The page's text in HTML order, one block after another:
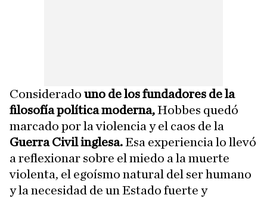
Considerado uno de los fundadores de la
filosofía política moderna,Hobbes quedó
marcado por la violencia y el caos de la
Guerra Civil inglesa.Esa experiencia lo llevó
a reflexionar sobre el miedo a la muerte
violenta, el egoísmo natural del ser humano
y la necesidad de un Estado fuerte y